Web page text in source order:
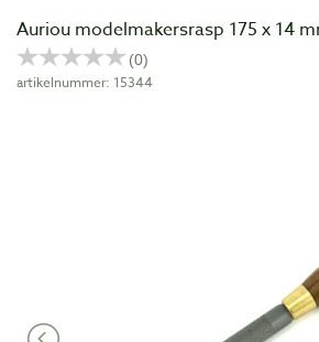
Auriou modelmakersrasp 175 x 14
artikelnummer: 15344